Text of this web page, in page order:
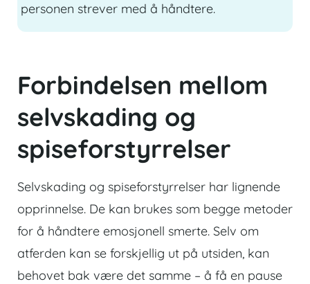
personen strever med å håndtere.
Forbindelsen mellom
selvskading og
spiseforstyrrelser
Selvskading og spiseforstyrrelser har lignende
opprinnelse. De kan brukes som begge metoder
for å håndtere emosjonell smerte. Selv om
atferden kan se forskjellig ut på utsiden, kan
behovet bak være det samme – å få en pause